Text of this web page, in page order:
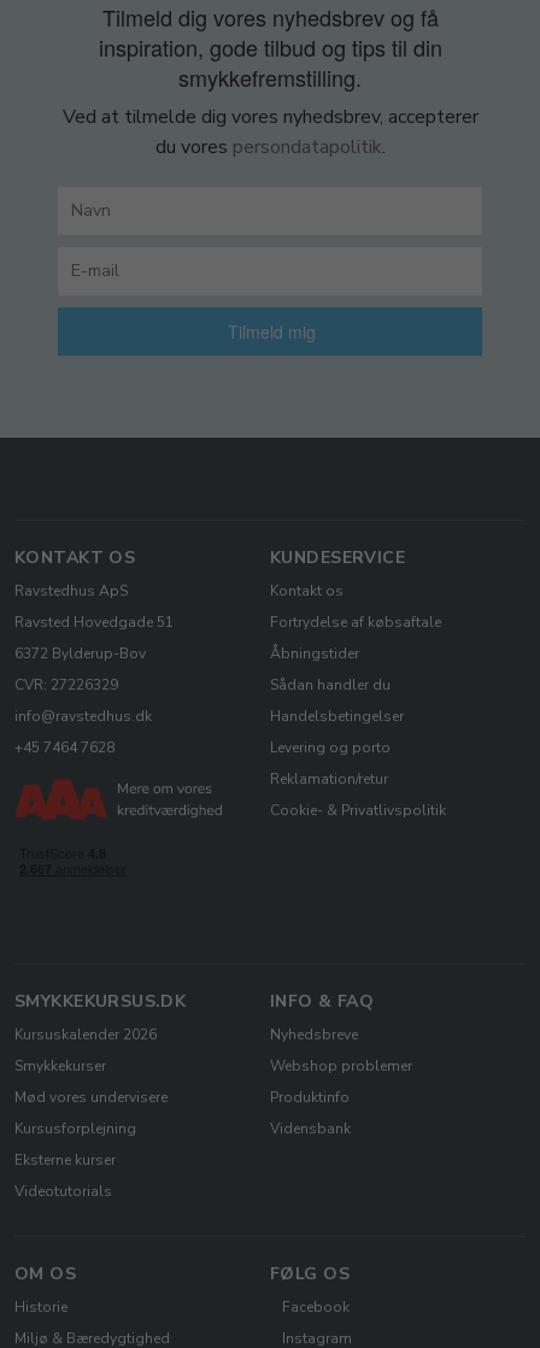
Tilmeld dig vores nyhedsbrev og få
inspiration, gode tilbud og tips til din
smykkefremstilling.
Ved at tilmelde dig vores nyhedsbrev, accepterer
du vores persondatapolitik.
Tilmeld mig
KONTAKT OS
Ravstedhus ApS
Ravsted Hovedgade 51
6372 Bylderup-Bov
CVR: 27226329
info@ravstedhus.dk
+45 7464 7628
KUNDESERVICE
Kontakt os
Fortrydelse af købsaftale
Åbningstider
Sådan handler du
Handelsbetingelser
Levering og porto
Reklamation/retur
Cookie- & Privatlivspolitik
SMYKKEKURSUS.DK
Kursuskalender 2026
Smykkekurser
Mød vores undervisere
Kursusforplejning
Eksterne kurser
Videotutorials
INFO & FAQ
Nyhedsbreve
Webshop problemer
Produktinfo
Vidensbank
OM OS
Historie
Miljø & Bæredygtighed
FØLG OS
Facebook
Instagram